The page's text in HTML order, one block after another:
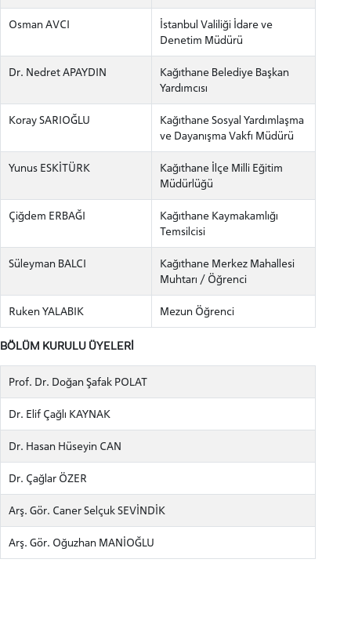
Osman AVCI
İstanbul Valiliği İdare ve
Denetim Müdürü
Dr. Nedret APAYDIN
Kağıthane Belediye Başkan
Yardımcısı
Koray SARIOĞLU
Kağıthane Sosyal Yardımlaşma
ve Dayanışma Vakfı Müdürü
Yunus ESKİTÜRK
Kağıthane İlçe Milli Eğitim
Müdürlüğü
Çiğdem ERBAĞI
Kağıthane Kaymakamlığı
Temsilcisi
Süleyman BALCI
Kağıthane Merkez Mahallesi
Muhtarı / Öğrenci
Ruken YALABIK Mezun Öğrenci
BÖLÜM KURULU ÜYELERİ
Prof. Dr. Doğan Şafak POLAT
Dr. Elif Çağlı KAYNAK
Dr. Hasan Hüseyin CAN
Dr. Çağlar ÖZER
Arş. Gör. Caner Selçuk SEVİNDİK
Arş. Gör. Oğuzhan MANİOĞLU